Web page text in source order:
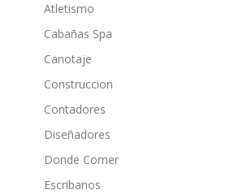
Atletismo
Cabañas Spa
Canotaje
Construccion
Contadores
Diseñadores
Donde Comer
Escribanos